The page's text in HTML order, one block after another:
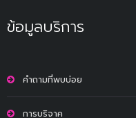
ข้อมูลบริการ
คำถามที่พบบ่อย
การบริจาค